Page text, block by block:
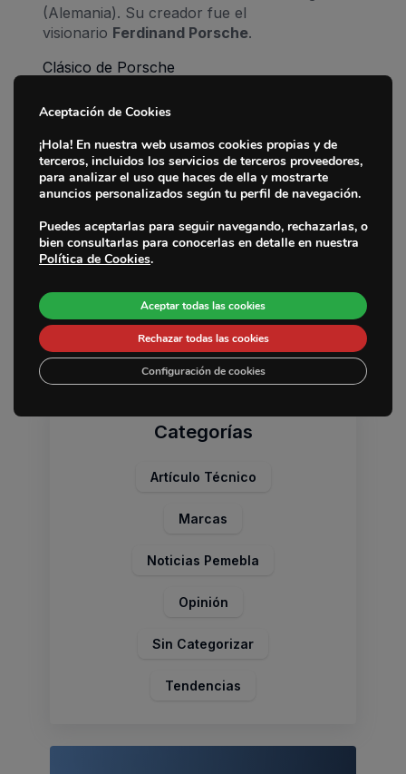
Marcas
Fabricantes
Sedes
Noticias
Contacto
(Alemania). Su creador fue el
visionario Ferdinand Porsche.
Clásico de Porsche
El 28 de mayo de 1937 comenzó en Berlín
(Alemania) la andadura del “ coche del
pueblo ”, que era el significado de Volkswagen.
Ferrari
Fundada en 1947 en Maranello (Italia), los del
Cavallino Rampante tienen el nombre de su
creadorEnzo Ferrari
SEAT
Fundada el 9 de mayo de 1950 en Barcelona,
su nombre es el acrónimo deSociedad
Española de Automóviles Turismo
Categorías
Artículo Técnico
Marcas
Noticias Pemebla
Opinión
Sin Categorizar
Tendencias
Aceptación de Cookies
¡Hola! En nuestra web usamos cookies propias y de
terceros, incluidos los servicios de terceros proveedores,
para analizar el uso que haces de ella y mostrarte
anuncios personalizados según tu perfil de navegación.
Puedes aceptarlas para seguir navegando, rechazarlas, o
bien consultarlas para conocerlas en detalle en nuestra
Política de Cookies.
Aceptar todas las cookies
Rechazar todas las cookies
Configuración de cookies